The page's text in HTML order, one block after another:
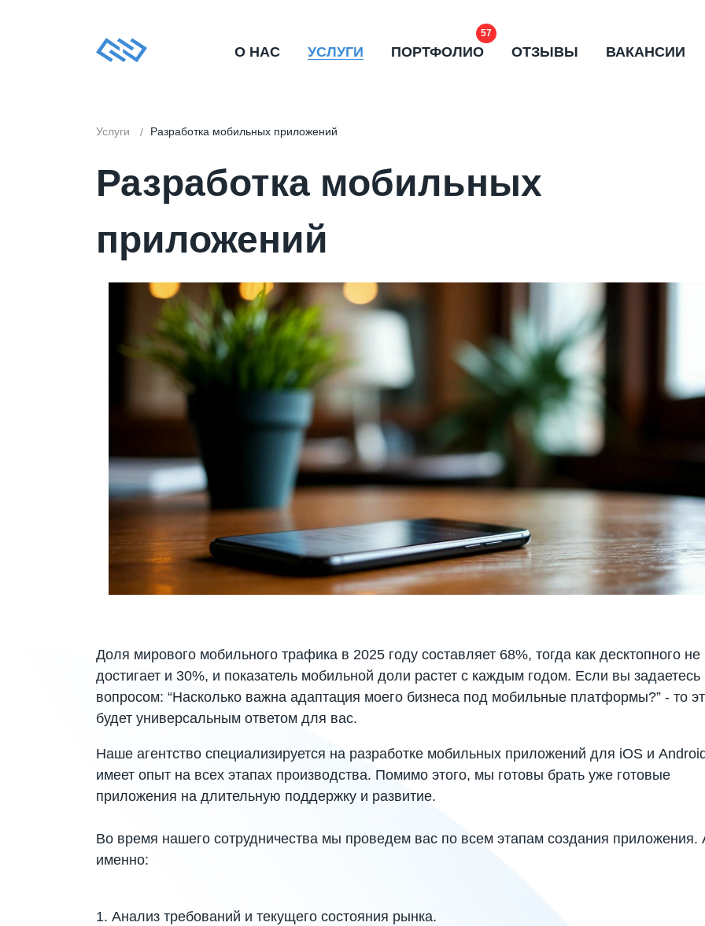
О НАС УСЛУГИ ПОРТФОЛИО
57
ОТЗЫВЫ ВАКАНСИИ
Услуги Разработка мобильных приложений
Разработка мобильных
приложений
Доля мирового мобильного трафика в 2025 году составляет 68%, тогда как десктопного не
достигает и 30%, и показатель мобильной доли растет с каждым годом. Если вы задаетесь
вопросом: “Насколько важна адаптация моего бизнеса под мобильные платформы?” - то
будет универсальным ответом для вас.
Наше агентство специализируется на разработке мобильных приложений для iOS и
имеет опыт на всех этапах производства. Помимо этого, мы готовы брать уже готовые
приложения на длительную поддержку и развитие.
Во время нашего сотрудничества мы проведем вас по всем этапам создания приложения.
именно:
1. Анализ требований и текущего состояния рынка.